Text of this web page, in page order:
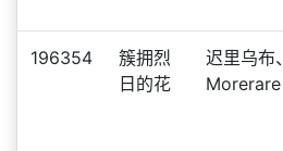
196354
簇拥烈
日的花
迟里乌布、
Morerare